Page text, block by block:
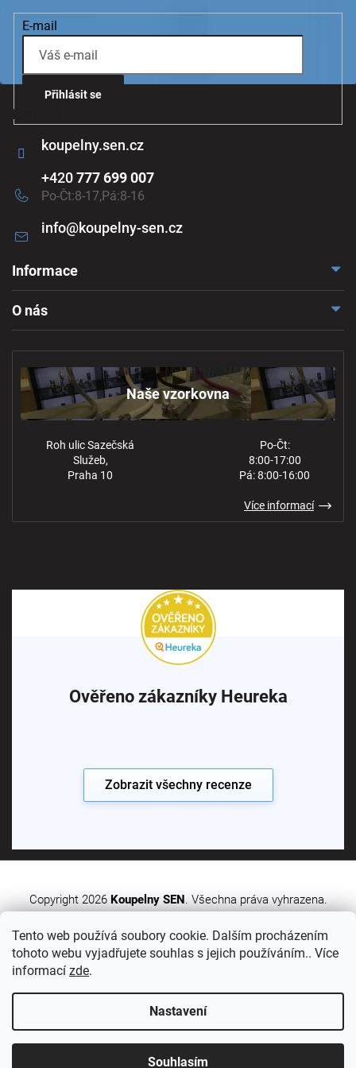
Tento web používá soubory cookie. Dalším procházením
tohoto webu vyjadřujete souhlas s jejich používáním.. Více
informací zde.
Nastavení
Souhlasím
Kontakt
info@koupelny-sen.cz
+420777 699 007
Po-Čt:8-17,Pá:8-16
koupelny.sen.cz
Informace
Ochrana osobních údajů
O nás
Naše vzorkovna
Roh ulic Sazečská
Služeb,
Praha 10
Po-Čt:
8:00-17:00
Pá: 8:00-16:00
Více informací
E-mail
Přihlásit se
Ověřeno zákazníky Heureka
Zobrazit všechny recenze
Vytvořil Shoptet Premium
Copyright 2026 Koupelny SEN. Všechna práva vyhrazena.
Sledujte nás: